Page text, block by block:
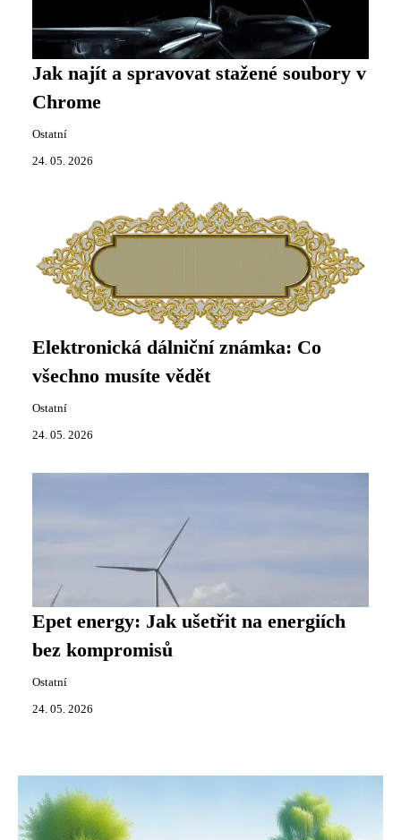
Jak najít a spravovat stažené soubory v
Chrome
Ostatní
24. 05. 2026
Elektronická dálniční známka: Co
všechno musíte vědět
Ostatní
24. 05. 2026
Epet energy: Jak ušetřit na energiích
bez kompromisů
Ostatní
24. 05. 2026